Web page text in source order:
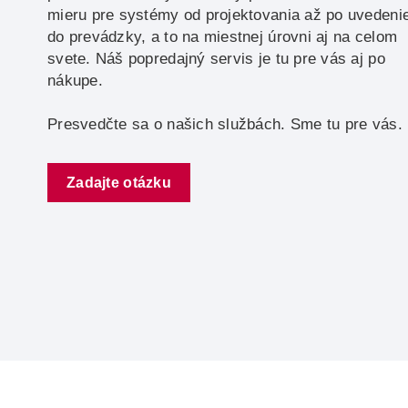
mieru pre systémy od projektovania až po
do prevádzky, a to na miestnej úrovni aj na celom
svete. Náš popredajný servis je tu pre vás aj po
nákupe.
Presvedčte sa o našich službách. Sme tu pre vás.
Zadajte otázku